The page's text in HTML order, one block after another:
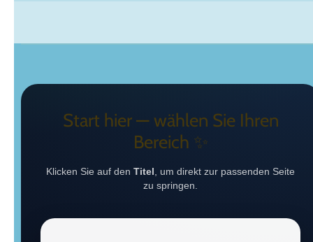
Start hier — wählen Sie Ihren
Bereich ✨
Klicken Sie auf den Titel , um direkt zur passenden Seite
zu springen.